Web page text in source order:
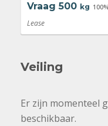
Vraag 500 kg 100%
Lease
Veiling
Er zijn momenteel
beschikbaar.